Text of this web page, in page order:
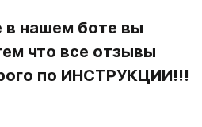
в нашем боте вы
что все отзывы
по ИНСТРУКЦИИ!!!